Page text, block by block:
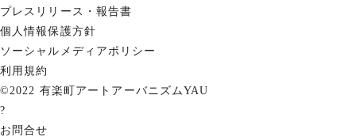
プレスリリース・報告書
個人情報保護方針
ソーシャルメディアポリシー
利用規約
©2022 有楽町アートアーバニズムYAU
?
お問合せ